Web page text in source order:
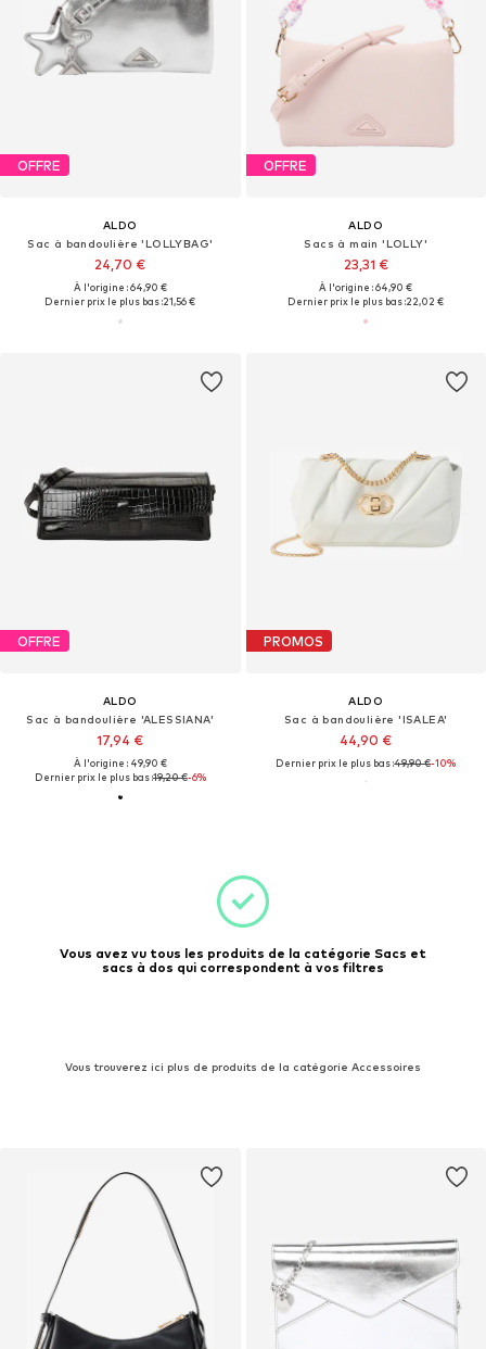
OFFRE
ALDO
Sac à bandoulière 'LOLLYBAG'
24,70 €
À l'origine : 64,90 €
Dernier prix le plus bas :21,56 €
OFFRE
ALDO
Sacs à main 'LOLLY'
23,31 €
À l'origine : 64,90 €
Dernier prix le plus bas :22,02 €
OFFRE
ALDO
Sac à bandoulière 'ALESSIANA'
17,94 €
À l'origine : 49,90 €
Dernier prix le plus bas :19,20 €-6%
PROMOS
ALDO
Sac à bandoulière 'ISALEA'
44,90 €
Dernier prix le plus bas :49,90 €-10%
Vous avez vu tous les produits de la catégorie Sacs et
sacs à dos qui correspondent à vos filtres
Vous trouverez ici plus de produits de la catégorie Accessoires